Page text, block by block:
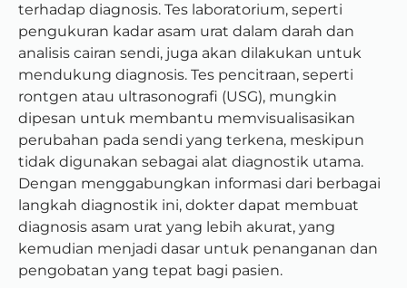
terhadap diagnosis. Tes laboratorium, seperti
pengukuran kadar asam urat dalam darah dan
analisis cairan sendi, juga akan dilakukan untuk
mendukung diagnosis. Tes pencitraan, seperti
rontgen atau ultrasonografi (USG), mungkin
dipesan untuk membantu memvisualisasikan
perubahan pada sendi yang terkena, meskipun
tidak digunakan sebagai alat diagnostik utama.
Dengan menggabungkan informasi dari berbagai
langkah diagnostik ini, dokter dapat membuat
diagnosis asam urat yang lebih akurat, yang
kemudian menjadi dasar untuk penanganan dan
pengobatan yang tepat bagi pasien.